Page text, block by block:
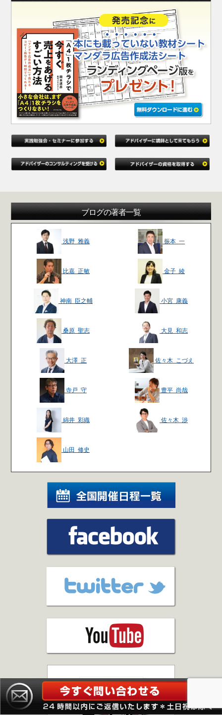
ブログの著者一覧
浅野 雅義 振本 一
比嘉 正敏 金子 綾
神南 臣之輔 小宮 康義
桑原 聖志 大見 和志
大澤 正 佐々木 こづえ
寺戸 守 豊平 尚哉
綿井 彩織 佐々木 渉
山田 修史